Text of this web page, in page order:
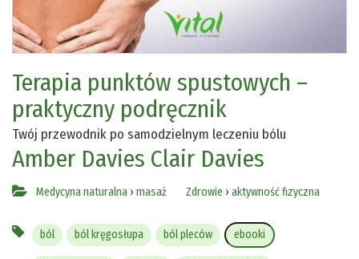
Terapia punktów spustowych –
praktyczny podręcznik
Twój przewodnik po samodzielnym leczeniu bólu
Amber Davies Clair Davies
Medycyna naturalna › masaż Zdrowie › aktywność fizyczna
ból ból kręgosłupa ból pleców ebooki